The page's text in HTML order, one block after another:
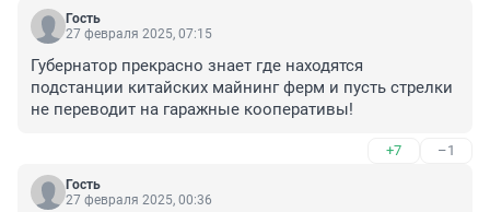
Гость
27 февраля 2025, 07:15
Губернатор прекрасно знает где находятся
подстанции китайских майнинг ферм и пусть стрелки
не переводит на гаражные кооперативы!
+7 –1
Гость
27 февраля 2025, 00:36